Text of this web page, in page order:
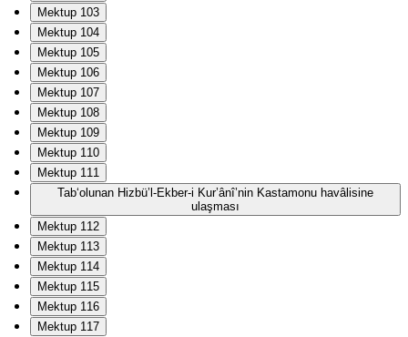
Mektup 103
Mektup 104
Mektup 105
Mektup 106
Mektup 107
Mektup 108
Mektup 109
Mektup 110
Mektup 111
Tab‘olunan Hizbü’l-Ekber-i Kur’ânî’nin Kastamonu havâlisine
ulaşması
Mektup 112
Mektup 113
Mektup 114
Mektup 115
Mektup 116
Mektup 117